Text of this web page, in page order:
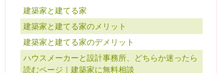
建築家と建てる家
建築家と建てる家のメリット
建築家と建てる家のデメリット
ハウスメーカーと設計事務所、どちらか迷ったら
読むページ｜建築家に無料相談